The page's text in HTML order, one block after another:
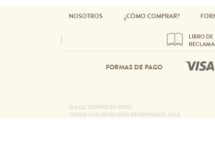
NOSOTROS ¿CÓMO COMPRAR?
LIBRO DE
FORMAS DE PAGO
DULCE SORPRESA PERÚ
TODOS LOS DERECHOS RESERVADOS 2019